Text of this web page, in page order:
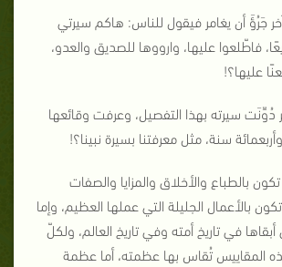
جَرُؤَ أن يغامر فيقول للناس: هاكم سيرتي
فاطّلعوا عليها، وارووها للصديق والعدو،
عليها؟!
دُوِّنَت سيرته بهذا التفصيل، وعرفت وقائعها
سنة، مثل معرفتنا بسيرة نبينا؟!
بالطباع والأخلاق والمزايا والصفات
بالأعمال الجليلة التي عملها العظيم، وإما
أبقاها في تاريخ أمته وفي تاريخ العالم، ولكلّ
المقاييس تُقاس بها عظمته، أما عظمة